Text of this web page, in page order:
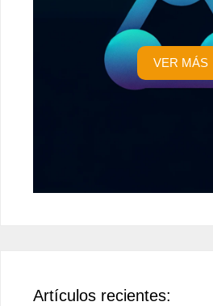
VER MÁS
Artículos recientes: